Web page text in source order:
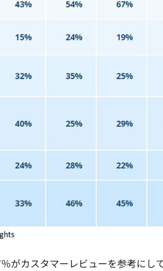
がカスタマーレビューを参考にし